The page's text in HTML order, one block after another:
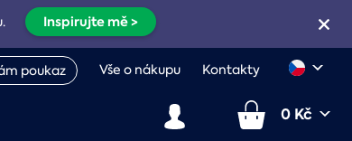
Inspirujte mě >
poukaz Vše o nákupu Kontakty
0 Kč